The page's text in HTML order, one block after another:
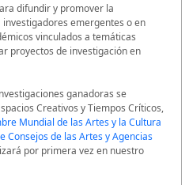
difundir y promover la
emergentes o en
vinculados a temáticas
proyectos de investigación en
ganadoras se
Creativos y Tiempos Críticos,
Mundial de las Artes y la Cultura
Consejos de las Artes y Agencias
por primera vez en nuestro